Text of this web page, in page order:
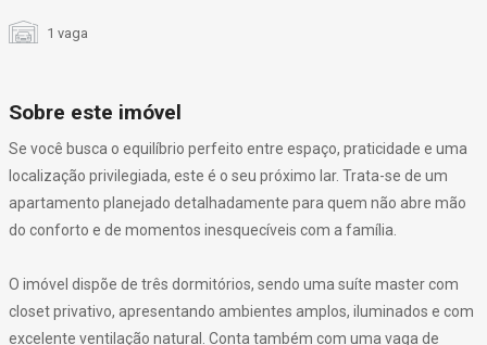
1 vaga
Sobre este imóvel
Se você busca o equilíbrio perfeito entre espaço, praticidade e uma
localização privilegiada, este é o seu próximo lar. Trata-se de um
apartamento planejado detalhadamente para quem não abre mão
do conforto e de momentos inesquecíveis com a família.
O imóvel dispõe de três dormitórios, sendo uma suíte master com
closet privativo, apresentando ambientes amplos, iluminados e com
excelente ventilação natural. Conta também com uma vaga de